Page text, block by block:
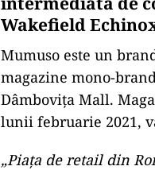
Wakefield
Mumuso este un
magazine mono-
Dâmbovița Mall.
lunii februarie 2021,
„Piața de retail din